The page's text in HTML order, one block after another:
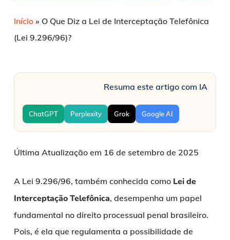
Início» O Que Diz a Lei de Interceptação Telefônica
(Lei 9.296/96)?
Resuma este artigo com IA
ChatGPT Perplexity Grok Google AI
Última Atualização em 16 de setembro de 2025
A Lei 9.296/96, também conhecida como Lei de
Interceptação Telefônica, desempenha um papel
fundamental no direito processual penal brasileiro.
Pois, é ela que regulamenta a possibilidade de